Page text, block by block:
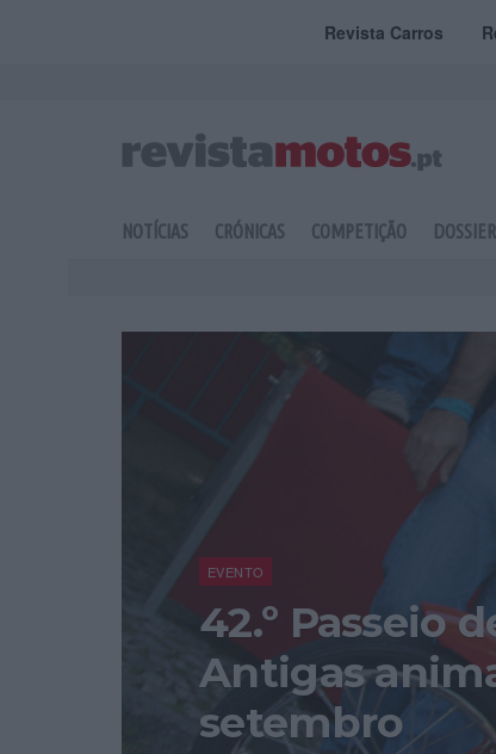
Revista Carros
NOTÍCIAS CRÓNICAS COMPETIÇÃO
EVENTO
42.º Passeio
Antigas
setembro